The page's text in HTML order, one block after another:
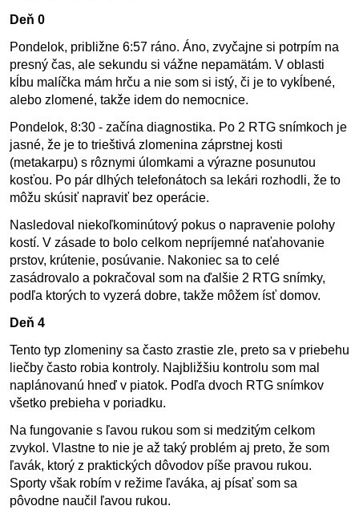
Deň 0
Pondelok, približne 6:57 ráno. Áno, zvyčajne si potrpím na
presný čas, ale sekundu si vážne nepamätám. V oblasti
kĺbu malíčka mám hrču a nie som si istý, či je to vykĺbené,
alebo zlomené, takže idem do nemocnice.
Pondelok, 8:30 - začína diagnostika. Po 2 RTG snímkoch je
jasné, že je to trieštivá zlomenina záprstnej kosti
(metakarpu) s rôznymi úlomkami a výrazne posunutou
kosťou. Po pár dlhých telefonátoch sa lekári rozhodli, že to
môžu skúsiť napraviť bez operácie.
Nasledoval niekoľkominútový pokus o napravenie polohy
kostí. V zásade to bolo celkom nepríjemné naťahovanie
prstov, krútenie, posúvanie. Nakoniec sa to celé
zasádrovalo a pokračoval som na ďalšie 2 RTG snímky,
podľa ktorých to vyzerá dobre, takže môžem ísť domov.
Deň 4
Tento typ zlomeniny sa často zrastie zle, preto sa v priebehu
liečby často robia kontroly. Najbližšiu kontrolu som mal
naplánovanú hneď v piatok. Podľa dvoch RTG snímkov
všetko prebieha v poriadku.
Na fungovanie s ľavou rukou som si medzitým celkom
zvykol. Vlastne to nie je až taký problém aj preto, že som
ľavák, ktorý z praktických dôvodov píše pravou rukou.
Sporty však robím v režime ľaváka, aj písať som sa
pôvodne naučil ľavou rukou.